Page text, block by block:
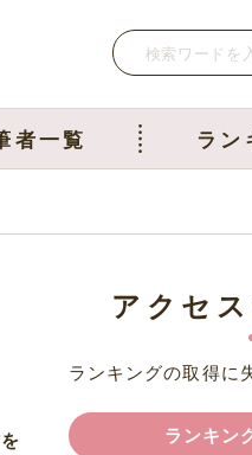
者一覧 ラン
アクセ
ランキングの取得に
ランキン